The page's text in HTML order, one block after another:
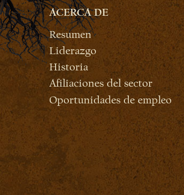
ACERCA DE
Resumen
Liderazgo
Historia
Afiliaciones del sector
Oportunidades de empleo